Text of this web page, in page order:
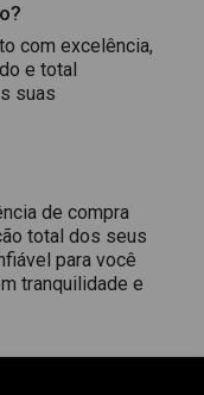
com excelência,
e total
suas
de compra
total dos seus
para você
tranquilidade e